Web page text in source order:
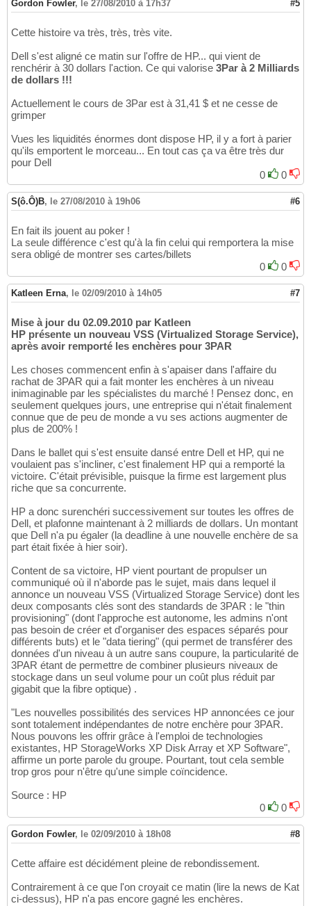
Gordon Fowler, le 27/08/2010 à 17h37 #5
Cette histoire va très, très, très vite.
Dell s'est aligné ce matin sur l'offre de HP... qui vient de
renchérir à 30 dollars l'action. Ce qui valorise 3Par à 2 Milliards
de dollars !!!
Actuellement le cours de 3Par est à 31,41 $ et ne cesse de
grimper
Vues les liquidités énormes dont dispose HP, il y a fort à parier
qu'ils emportent le morceau... En tout cas ça va être très dur
pour Dell
0
0
S(ô.Ô)B, le 27/08/2010 à 19h06 #6
En fait ils jouent au poker !
La seule différence c'est qu'à la fin celui qui remportera la mise
sera obligé de montrer ses cartes/billets
0
0
Katleen Erna, le 02/09/2010 à 14h05 #7
Mise à jour du 02.09.2010 par Katleen
HP présente un nouveau VSS (Virtualized Storage Service),
après avoir remporté les enchères pour 3PAR
Les choses commencent enfin à s'apaiser dans l'affaire du
rachat de 3PAR qui a fait monter les enchères à un niveau
inimaginable par les spécialistes du marché ! Pensez donc, en
seulement quelques jours, une entreprise qui n'était finalement
connue que de peu de monde a vu ses actions augmenter de
plus de 200% !
Dans le ballet qui s'est ensuite dansé entre Dell et HP, qui ne
voulaient pas s'incliner, c'est finalement HP qui a remporté la
victoire. C'était prévisible, puisque la firme est largement plus
riche que sa concurrente.
HP a donc surenchéri successivement sur toutes les offres de
Dell, et plafonne maintenant à 2 milliards de dollars. Un montant
que Dell n'a pu égaler (la deadline à une nouvelle enchère de sa
part était fixée à hier soir).
Content de sa victoire, HP vient pourtant de propulser un
communiqué où il n'aborde pas le sujet, mais dans lequel il
annonce un nouveau VSS (Virtualized Storage Service) dont les
deux composants clés sont des standards de 3PAR : le "thin
provisioning" (dont l'approche est autonome, les admins n'ont
pas besoin de créer et d'organiser des espaces séparés pour
différents buts) et le "data tiering" (qui permet de transférer des
données d'un niveau à un autre sans coupure, la particularité de
3PAR étant de permettre de combiner plusieurs niveaux de
stockage dans un seul volume pour un coût plus réduit par
gigabit que la fibre optique) .
"Les nouvelles possibilités des services HP annoncées ce jour
sont totalement indépendantes de notre enchère pour 3PAR.
Nous pouvons les offrir grâce à l'emploi de technologies
existantes, HP StorageWorks XP Disk Array et XP Software",
affirme un porte parole du groupe. Pourtant, tout cela semble
trop gros pour n'être qu'une simple coïncidence.
Source : HP
0
0
Gordon Fowler, le 02/09/2010 à 18h08 #8
Cette affaire est décidément pleine de rebondissement.
Contrairement à ce que l'on croyait ce matin (lire la news de Kat
ci-dessus), HP n'a pas encore gagné les enchères.